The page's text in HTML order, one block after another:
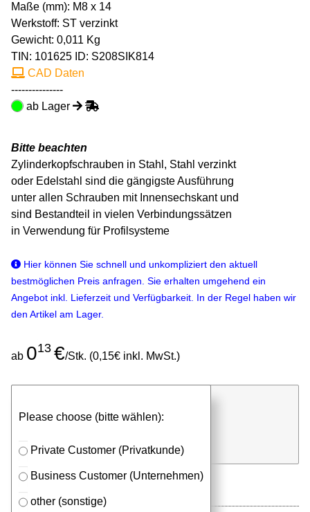
Maße (mm): M8 x 14
Werkstoff: ST verzinkt
Gewicht: 0,011 Kg
TIN: 101625 ID: S208SIK814
CAD Daten
---------------
ab Lager
Bitte beachten
Zylinderkopfschrauben in Stahl, Stahl verzinkt
oder Edelstahl sind die gängigste Ausführung
unter allen Schrauben mit Innensechskant und
sind Bestandteil in vielen Verbindungssätzen
in Verwendung für Profilsysteme
Hier können Sie schnell und unkompliziert den aktuell
bestmöglichen Preis anfragen. Sie erhalten umgehend ein
Angebot inkl. Lieferzeit und Verfügbarkeit. In der Regel haben wir
den Artikel am Lager.
ab 013 €/Stk. (0,15€ inkl. MwSt.)
Please choose (bitte wählen):
Private Customer (Privatkunde)
Business Customer (Unternehmen)
other (sonstige)
⮮
Stk. in Anfrageliste